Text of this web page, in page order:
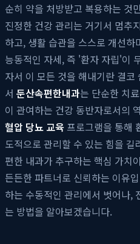
순히 약을 처방받고 복용하는 것
진정한 건강 관리는 거기서 멈추
하고, 생활 습관을 스스로 개선
능동적인 자세, 즉 '환자 자립'이
자서 이 모든 것을 해내기란 결
서 둔산속편한내과는 단순한 치
이 관여하는 건강 동반자로서의
혈압 당뇨 교육 프로그램을 통해
도적으로 관리할 수 있는 힘을
편한 내과가 추구하는 핵심 가치
든든한 파트너로 신뢰하는 이유
하는 수동적인 관리에서 벗어나,
는 방법을 알아보겠습니다.